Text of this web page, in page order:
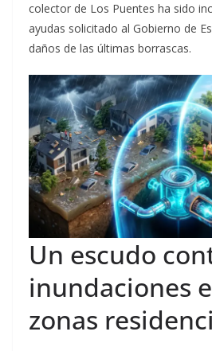
colector de Los Puentes ha sido
ayudas solicitado al Gobierno de
daños de las últimas borrascas.
Un escudo
inundaciones
zonas